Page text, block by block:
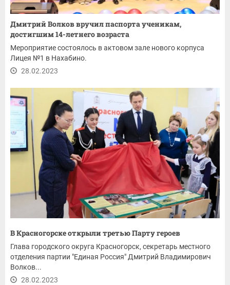
Дмитрий Волков вручил паспорта ученикам,
достигшим 14-летнего возраста
Мероприятие состоялось в актовом зале нового корпуса
Лицея №1 в Нахабино.
28.02.2023
В Красногорске открыли третью Парту героев
Глава городского округа Красногорск, секретарь местного
отделения партии "Единая Россия" Дмитрий Владимирович
Волков...
28.02.2023